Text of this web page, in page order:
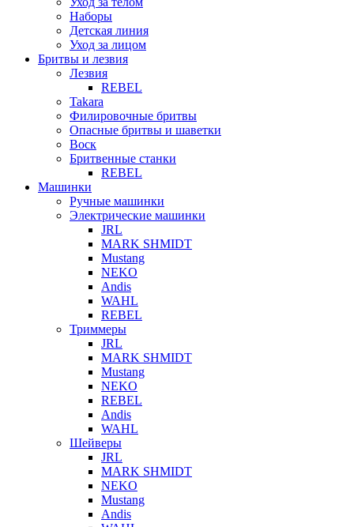
Наборы
Детская линия
Уход за лицом
Бритвы и лезвия
Лезвия
REBEL
Takara
Филировочные бритвы
Опасные бритвы и шаветки
Воск
Бритвенные станки
REBEL
Машинки
Ручные машинки
Электрические машинки
JRL
MARK SHMIDT
Mustang
NEKO
Andis
WAHL
REBEL
Триммеры
JRL
MARK SHMIDT
Mustang
NEKO
REBEL
Andis
WAHL
Шейверы
JRL
MARK SHMIDT
NEKO
Mustang
Andis